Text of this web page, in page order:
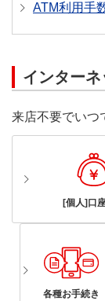
ATM利用手
インター
来店不要でいつ
[個人]口
各種お手続き